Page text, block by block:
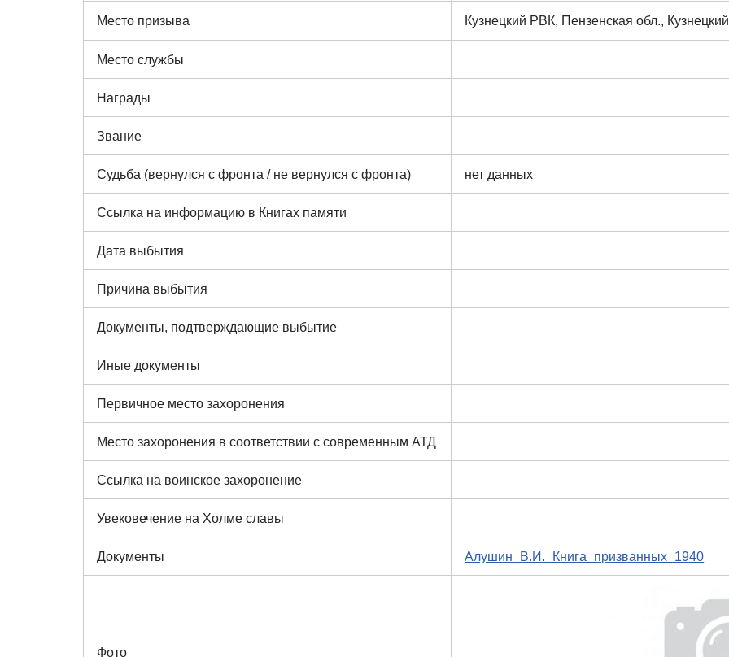
Место призыва Кузнецкий РВК, Пензенская обл.,
Место службы
Награды
Звание
Судьба (вернулся с фронта / не вернулся с фронта) нет данных
Ссылка на информацию в Книгах памяти
Дата выбытия
Причина выбытия
Документы, подтверждающие выбытие
Иные документы
Первичное место захоронения
Место захоронения в соответствии с современным АТД
Ссылка на воинское захоронение
Увековечение на Холме славы
Документы Алушин_В.И._Книга_призванных_1940
Фото